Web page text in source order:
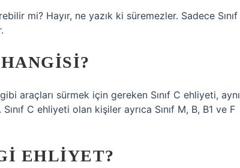
mi? Hayır, ne yazık ki süremezler. Sadece Sınıf
araçları sürmek için gereken Sınıf C ehliyeti, aynı
C ehliyeti olan kişiler ayrıca Sınıf M, B, B1 ve F
EHLIYET?